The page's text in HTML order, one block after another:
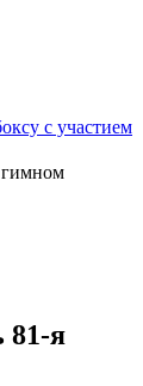
с участием
гимном
81-я